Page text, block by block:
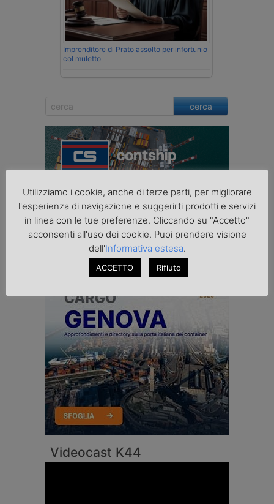
Imprenditore di Prato assolto per infortunio
col muletto
cerca
Videocast K44
Utilizziamo i cookie, anche di terze parti, per migliorare
l'esperienza di navigazione e suggerirti prodotti e servizi
in linea con le tue preferenze. Cliccando su "Accetto"
acconsenti all'uso dei cookie. Puoi prendere visione
dell'Informativa estesa.
ACCETTO Rifiuto